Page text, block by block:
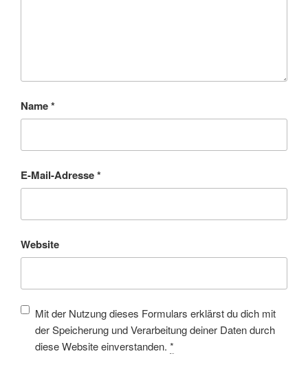
Name*
E-Mail-Adresse*
Website
Mit der Nutzung dieses Formulars erklärst du dich mit
der Speicherung und Verarbeitung deiner Daten durch
diese Website einverstanden. *